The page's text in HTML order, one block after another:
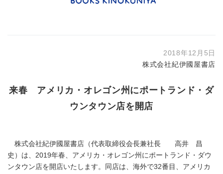
2018年12月5日
株式会社紀伊國屋書店
来春 アメリカ・オレゴン州にポートランド・ダ
ウンタウン店を開店
株式会社紀伊國屋書店（代表取締役会長兼社長 高井 昌
史）は、2019年春、アメリカ・オレゴン州にポートランド・ダウ
ンタウン店を開店いたします。同店は、海外で32番目、アメリカ